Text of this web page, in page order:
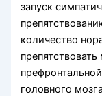
запуск
количество
головного